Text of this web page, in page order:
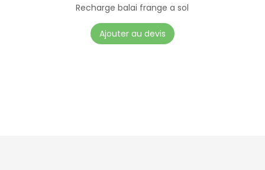
Recharge balai frange a sol
Ajouter au devis